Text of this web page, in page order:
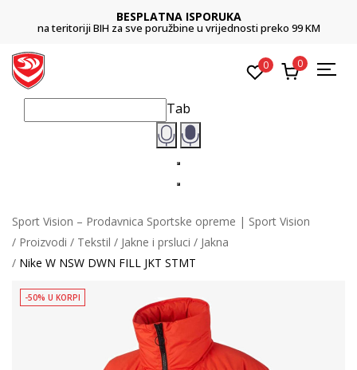
BESPLATNA ISPORUKA
na teritoriji BIH za sve poružbine u vrijednosti preko 99 KM
0 0
Tab
Sport Vision – Prodavnica Sportske opreme | Sport Vision
Proizvodi
Tekstil Jakne i prsluci
Jakna
Nike W NSW DWN FILL JKT STMT
-50% U KORPI